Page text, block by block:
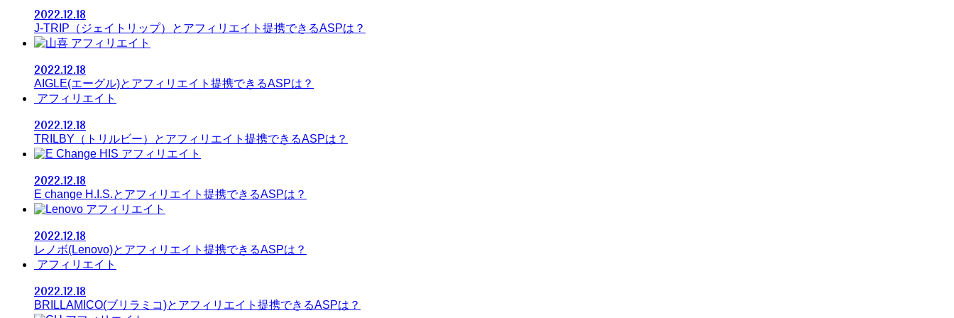
2022.12.18
J-TRIP（ジェイトリップ）とアフィリエイト提携できるASPは？
アフィリエイト
2022.12.18
AIGLE(エーグル)とアフィリエイト提携できるASPは？
アフィリエイト
2022.12.18
TRILBY（トリルビー）とアフィリエイト提携できるASPは？
アフィリエイト
2022.12.18
E change H.I.S.とアフィリエイト提携できるASPは？
アフィリエイト
2022.12.18
レノボ(Lenovo)とアフィリエイト提携できるASPは？
アフィリエイト
2022.12.18
BRILLAMICO(ブリラミコ)とアフィリエイト提携できるASPは？